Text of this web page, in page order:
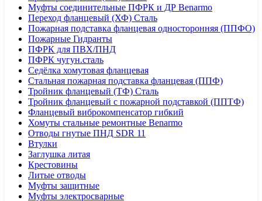
Муфты соединительные ПФРК и ДР Benarmo
Переход фланцевый (ХФ) Сталь
Пожарная подставка фланцевая односторонняя (ППФО)
Пожарные Гидранты
ПФРК для ПВХ/ПНД
ПФРК чугун.сталь
Седёлка хомутовая фланцевая
Стальная пожарная подставка фланцевая (ППФ)
Тройник фланцевый (ТФ) Сталь
Тройник фланцевый с пожарной подставкой (ППТФ)
Фланцевый виброкомпенсатор гибкий
Хомуты стальные ремонтные Benarmo
Отводы гнутые ПНД SDR 11
Втулки
Заглушка литая
Крестовины
Литые отводы
Муфты защитные
Муфты электросварные